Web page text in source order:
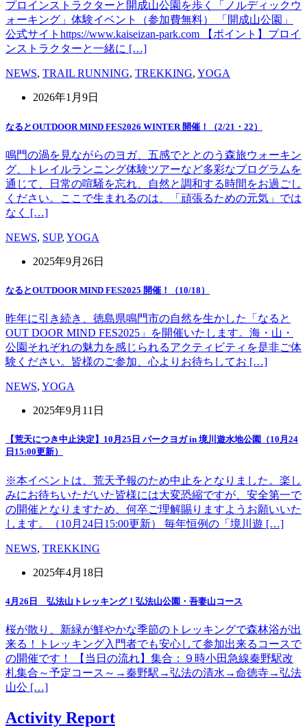
プロインストラクターと開成山公園を歩く「ノルディックウ
ォーキング」体験イベント（参加費無料） 「開成山公園」
公式サイトhttps://www.kaiseizan-park.com 【ポイント】プロイ
ンストラクターと一緒に […]
NEWS, TRAIL RUNNING, TREKKING, YOGA
2026年1月9日
なるとOUTDOOR MIND FES2026 WINTER 開催！（2/21・22）
鳴門の渦を見ながらのヨガ、五感でととのう森旅ウォーキン
グ、トレイルランニング体験ツアーなど多彩なプログラムを
通じて、日常の喧騒を忘れ、自然と調和する時間をお過ごし
ください。ここで生まれるのは、「頑張るための元気」では
なく […]
NEWS, SUP, YOGA
2025年9月26日
なるとOUTDOOR MIND FES2025 開催！（10/18）
昨年に引き続き、徳島県鳴門市の自然を生かした「なると
OUT DOOR MIND FES2025」を開催いたします。海・山・
公園それぞれの魅力を感じられるアクティビティを是非ご体
験ください。皆様のご参加、心よりお待ちしてお […]
NEWS, YOGA
2025年9月11日
【荒天につき中止決定】10月25日 パークヨガ in 境川遊水地公園（10月24
日15:00更新）
※本イベントは、荒天予報のため中止をとなりました。楽し
みにお待ちいただいた皆様には大変恐縮ですが、安全第一で
の開催となりますため、何卒ご理解賜りますようお願いいた
します。（10月24日15:00更新） 毎年恒例の「境川遊 […]
NEWS, TREKKING
2025年4月18日
4月26日 弘法山トレッキング！弘法山公園・吾妻山コース
桜が散り、新緑が鮮やかな季節のトレッキングで森林浴が出
来る！トレッキング入門者でも安心して参加出来るコースで
の開催です！ 【当日の流れ】集合：９時小田急線秦野駅改
札集合～予定コース～→秦野駅→弘法の清水→命徳寺→弘法
山公 […]
Activity Report